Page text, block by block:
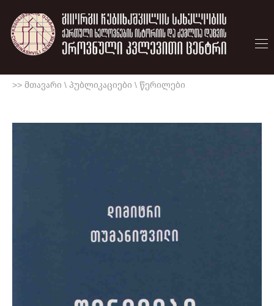
>> მთავარი \ პუბლიკაციები \ წერილები